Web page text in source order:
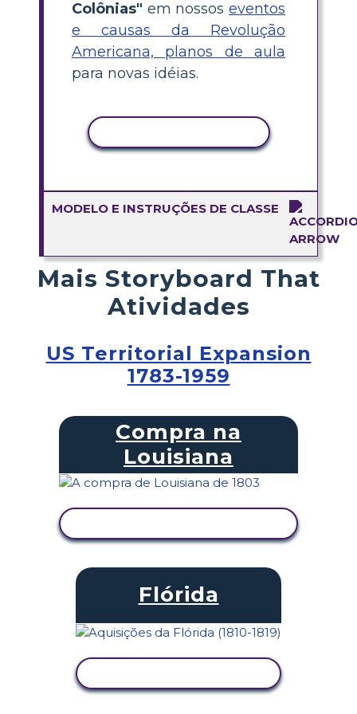
Colônias" em nossos eventos
e causas da Revolução
Americana, planos de aula
para novas idéias.
MODELO E INSTRUÇÕES DE CLASSE
Mais Storyboard That
Atividades
US Territorial Expansion
1783-1959
Compra na
Louisiana
Flórida